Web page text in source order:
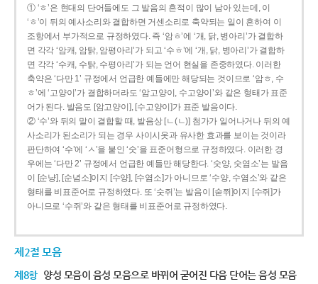
① ‘ㅎ’은 현대의 단어들에도 그 발음의 흔적이 많이 남아 있는데, 이
‘ㅎ’이 뒤의 예사소리와 결합하면 거센소리로 축약되는 일이 흔하여 이
조항에서 부가적으로 규정하였다. 즉 ‘암ㅎ’에 ‘개, 닭, 병아리’가 결합하
면 각각 ‘암캐, 암탉, 암평아리’가 되고 ‘수ㅎ’에 ‘개, 닭, 병아리’가 결합하
면 각각 ‘수캐, 수탉, 수평아리’가 되는 언어 현실을 존중하였다. 이러한
축약은 ‘다만 1’ 규정에서 언급한 예들에만 해당되는 것이므로 ‘암ㅎ, 수
ㅎ’에 ‘고양이’가 결합하더라도 ‘암고양이, 수고양이’와 같은 형태가 표준
어가 된다. 발음도 [암고양이], [수고양이]가 표준 발음이다.
② ‘수’와 뒤의 말이 결합할 때, 발음상 [ㄴ(ㄴ)] 첨가가 일어나거나 뒤의 예
사소리가 된소리가 되는 경우 사이시옷과 유사한 효과를 보이는 것이라
판단하여 ‘수’에 ‘ㅅ’을 붙인 ‘숫’을 표준어형으로 규정하였다. 이러한 경
우에는 ‘다만 2’ 규정에서 언급한 예들만 해당한다. ‘숫양, 숫염소’는 발음
이 [순냥], [순념소]이지 [수양], [수염소]가 아니므로 ‘수양, 수염소’와 같은
형태를 비표준어로 규정하였다. 또 ‘숫쥐’는 발음이 [숟쮜]이지 [수쥐]가
아니므로 ‘수쥐’와 같은 형태를 비표준어로 규정하였다.
제2절 모음
제8항 양성 모음이 음성 모음으로 바뀌어 굳어진 다음 단어는 음성 모음